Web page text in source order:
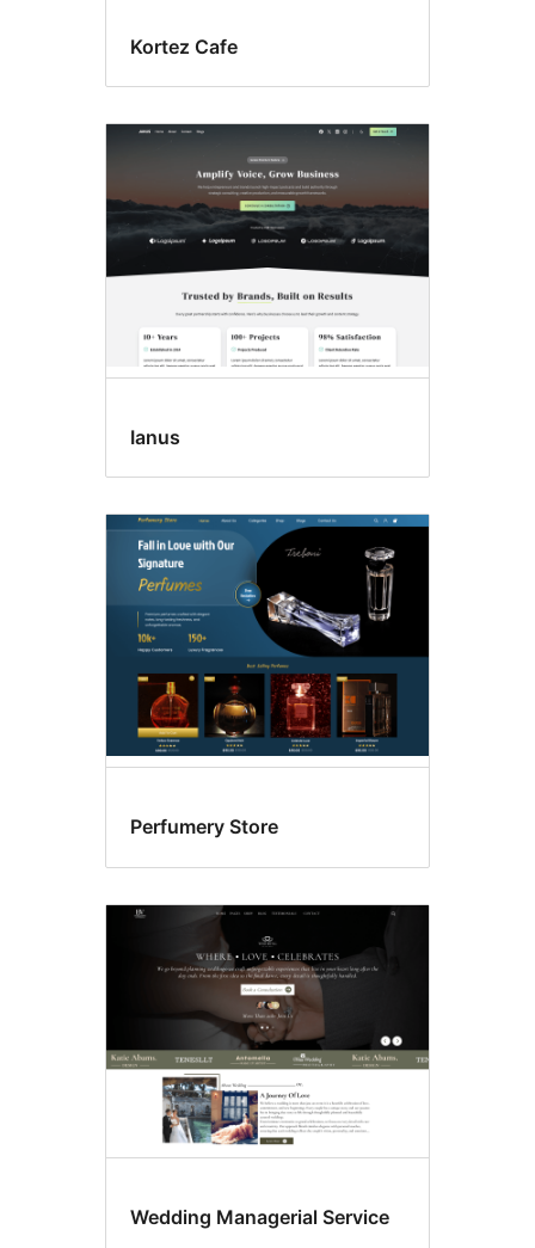
Kortez Cafe
Ianus
Perfumery Store
Wedding Managerial Service